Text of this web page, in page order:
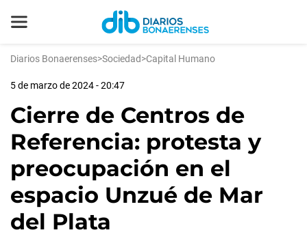
Diarios Bonaerenses>Sociedad>Capital Humano
5 de marzo de 2024 - 20:47
Cierre de Centros de
Referencia: protesta y
preocupación en el
espacio Unzué de Mar
del Plata